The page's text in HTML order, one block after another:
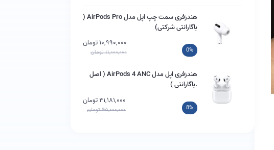
هندزفری سمت چپ اپل مدل AirPods Pro (
باگارانتی شرکتی)
۱۰,۹۹۰,۰۰۰ تومان
۱۱,۰۰۰,۰۰۰ تومان 0%
هندزفری اپل مدل AirPods 4 ANC ( اصل
.باگارانتی )
۴۱,۱۸۱,۰۰۰ تومان
۴۵,۰۰۰,۰۰۰ تومان 8%